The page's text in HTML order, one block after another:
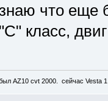
что еще
"С" класс,
AZ10 cvt 2000. сейчас Vesta